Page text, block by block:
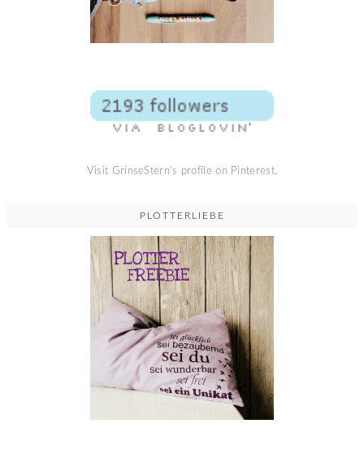
Visit GrinseStern's profile on Pinterest.
PLOTTERLIEBE